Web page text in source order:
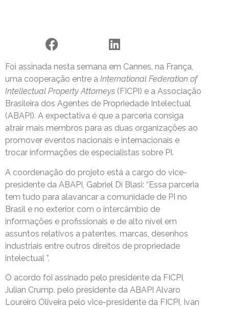
Foi assinada nesta semana em Cannes, na França,
uma cooperação entre a International Federation of
Intellectual Property Attorneys (FICPI) e a Associação
Brasileira dos Agentes de Propriedade Intelectual
(ABAPI). A expectativa é que a parceria consiga
atrair mais membros para as duas organizações ao
promover eventos nacionais e internacionais e
trocar informações de especialistas sobre PI.
A coordenação do projeto está a cargo do vice-
presidente da ABAPI, Gabriel Di Blasi: “Essa parceria
tem tudo para alavancar a comunidade de PI no
Brasil e no exterior, com o intercâmbio de
informações e profissionais e de alto nível em
assuntos relativos a patentes, marcas, desenhos
industriais entre outros direitos de propriedade
intelectual ”.
O acordo foi assinado pelo presidente da FICPI,
Julian Crump, pelo presidente da ABAPI Alvaro
Loureiro Oliveira pelo vice-presidente da FICPI, Ivan